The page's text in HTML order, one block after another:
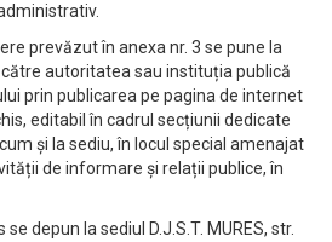
prevăzut în anexa nr. 3 se pune la
autoritatea sau instituția publică
prin publicarea pe pagina de internet
editabil în cadrul secțiunii dedicate
și la sediu, în locul special amenajat
de informare și relații publice, în
la sediul D.J.S.T. MURES, str.